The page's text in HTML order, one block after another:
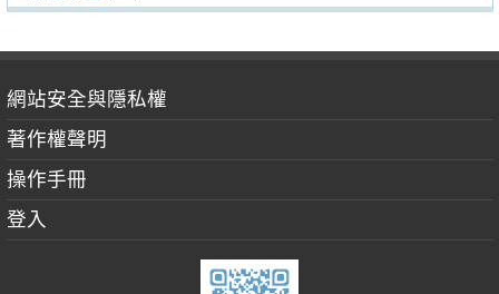
網站安全與隱私權
著作權聲明
操作手冊
登入